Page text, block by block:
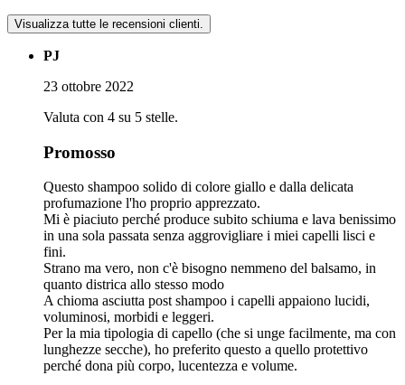
Visualizza tutte le recensioni clienti.
PJ
23 ottobre 2022
Valuta con 4 su 5 stelle.
Promosso
Questo shampoo solido di colore giallo e dalla delicata
profumazione l'ho proprio apprezzato.
Mi è piaciuto perché produce subito schiuma e lava benissimo
in una sola passata senza aggrovigliare i miei capelli lisci e
fini.
Strano ma vero, non c'è bisogno nemmeno del balsamo, in
quanto districa allo stesso modo
A chioma asciutta post shampoo i capelli appaiono lucidi,
voluminosi, morbidi e leggeri.
Per la mia tipologia di capello (che si unge facilmente, ma con
lunghezze secche), ho preferito questo a quello protettivo
perché dona più corpo, lucentezza e volume.